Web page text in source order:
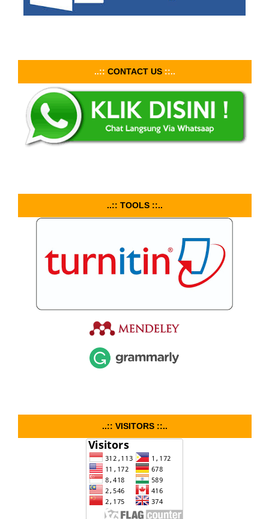
..:: CONTACT US ::..
..:: TOOLS ::..
..:: VISITORS ::..